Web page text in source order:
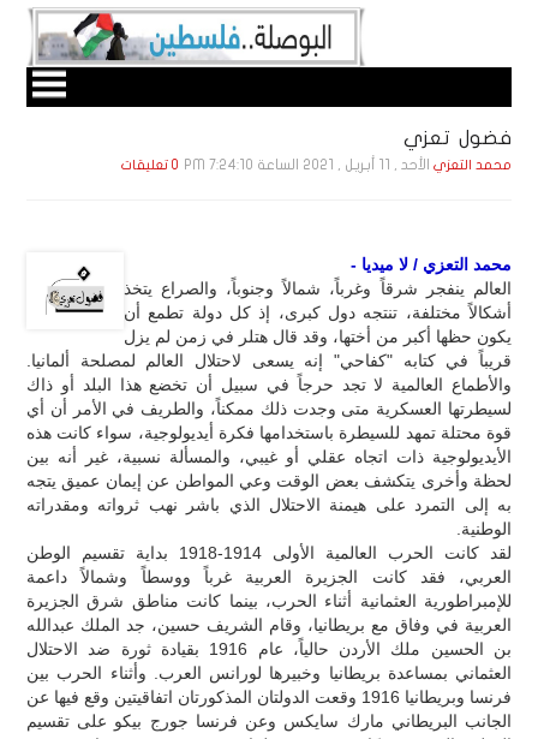
فضول تعزي
محمد التعزي الأحد , 11 أبـريـل , 2021 الساعة 7:24:10 PM 0 تعليقات
محمد التعزي / لا ميديا -
العالم ينفجر شرقاً وغرباً، شمالاً وجنوباً، والصراع يتخذ
أشكالاً مختلفة، تنتجه دول كبرى، إذ كل دولة تطمع أن
يكون حظها أكبر من أختها، وقد قال هتلر في زمن لم يزل
قريباً في كتابه "كفاحي" إنه يسعى لاحتلال العالم لمصلحة ألمانيا.
والأطماع العالمية لا تجد حرجاً في سبيل أن تخضع هذا البلد أو ذاك
لسيطرتها العسكرية متى وجدت ذلك ممكناً، والطريف في الأمر أن أي
قوة محتلة تمهد للسيطرة باستخدامها فكرة أيديولوجية، سواء كانت هذه
الأيديولوجية ذات اتجاه عقلي أو غيبي، والمسألة نسبية، غير أنه بين
لحظة وأخرى يتكشف بعض الوقت وعي المواطن عن إيمان عميق يتجه
به إلى التمرد على هيمنة الاحتلال الذي باشر نهب ثرواته ومقدراته
الوطنية.
لقد كانت الحرب العالمية الأولى 1914-1918 بداية تقسيم الوطن
العربي، فقد كانت الجزيرة العربية غرباً ووسطاً وشمالاً داعمة
للإمبراطورية العثمانية أثناء الحرب، بينما كانت مناطق شرق الجزيرة
العربية في وفاق مع بريطانيا، وقام الشريف حسين، جد الملك عبدالله
بن الحسين ملك الأردن حالياً، عام 1916 بقيادة ثورة ضد الاحتلال
العثماني بمساعدة بريطانيا وخبيرها لورانس العرب. وأثناء الحرب بين
فرنسا وبريطانيا 1916 وقعت الدولتان المذكورتان اتفاقيتين وقع فيها عن
الجانب البريطاني مارك سايكس وعن فرنسا جورج بيكو على تقسيم